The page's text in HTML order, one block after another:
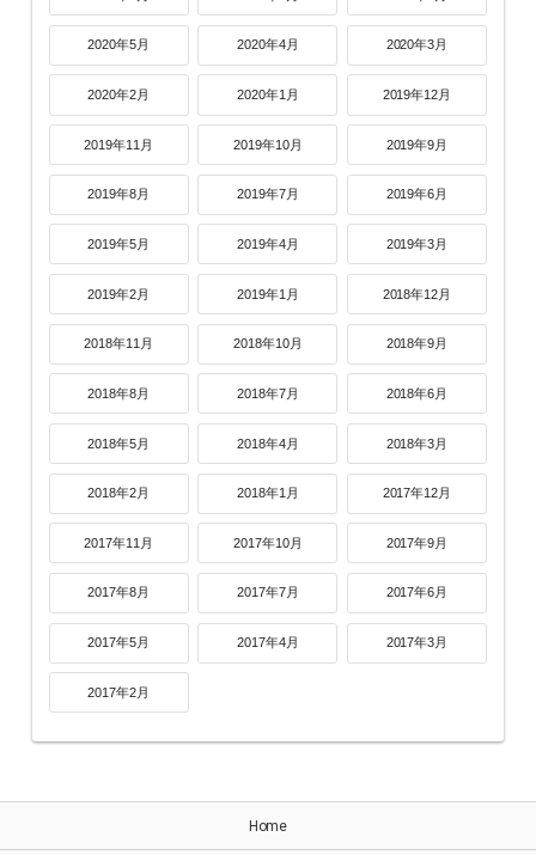
2020年5月 2020年4月 2020年3月
2020年2月 2020年1月 2019年12月
2019年11月 2019年10月 2019年9月
2019年8月 2019年7月 2019年6月
2019年5月 2019年4月 2019年3月
2019年2月 2019年1月 2018年12月
2018年11月 2018年10月 2018年9月
2018年8月 2018年7月 2018年6月
2018年5月 2018年4月 2018年3月
2018年2月 2018年1月 2017年12月
2017年11月 2017年10月 2017年9月
2017年8月 2017年7月 2017年6月
2017年5月 2017年4月 2017年3月
2017年2月
Home